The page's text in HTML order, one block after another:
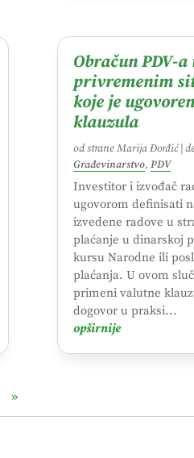
Obračun PDV-a
privremenim
koje je
klauzula
od straneMarija Đorđić|
Građevinarstvo, PDV
Investitor i izvođač
ugovorom definisati
izvedene radove u
plaćanje u dinarskoj
kursu Narodne ili
plaćanja. U ovom
primeni valutne
dogovor u praksi...
opširnije
»